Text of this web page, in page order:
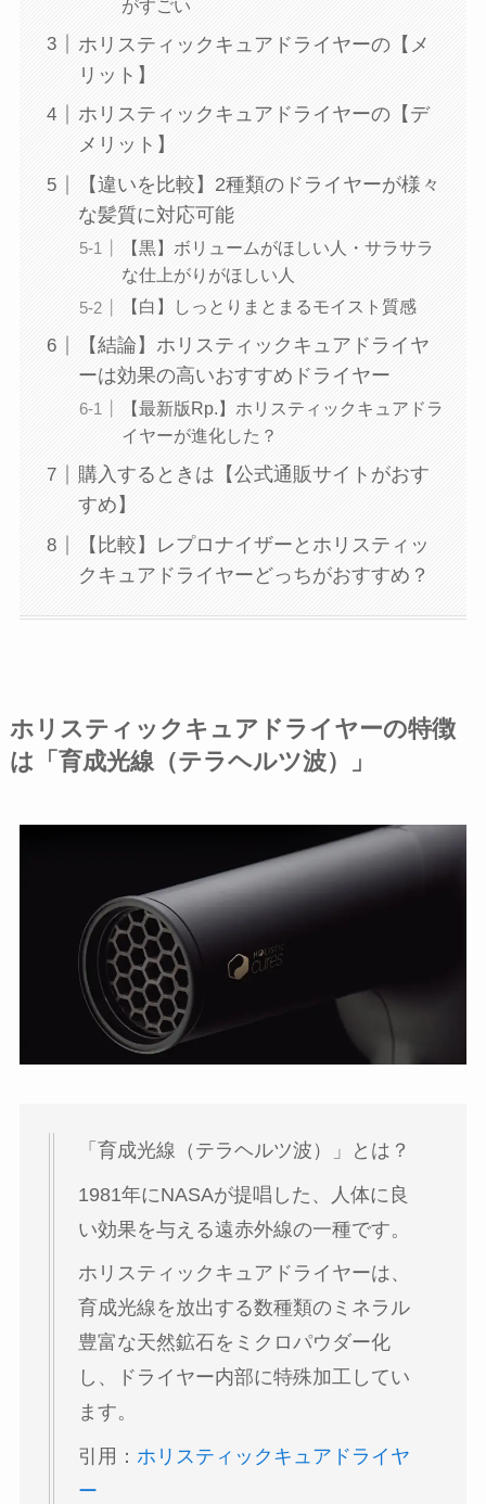
がすごい
ホリスティックキュアドライヤーの【メ
リット】
ホリスティックキュアドライヤーの【デ
メリット】
【違いを比較】2種類のドライヤーが様々
な髪質に対応可能
【黒】ボリュームがほしい人・サラサラ
な仕上がりがほしい人
【白】しっとりまとまるモイスト質感
【結論】ホリスティックキュアドライヤ
ーは効果の高いおすすめドライヤー
【最新版Rp.】ホリスティックキュアドラ
イヤーが進化した？
購入するときは【公式通販サイトがおす
すめ】
【比較】レプロナイザーとホリスティッ
クキュアドライヤーどっちがおすすめ？
ホリスティックキュアドライヤーの特徴
は「育成光線（テラヘルツ波）」
「育成光線（テラヘルツ波）」とは？
1981年にNASAが提唱した、人体に良
い効果を与える遠赤外線の一種です。
ホリスティックキュアドライヤーは、
育成光線を放出する数種類のミネラル
豊富な天然鉱石をミクロパウダー化
し、ドライヤー内部に特殊加工してい
ます。
引用： ホリスティックキュアドライヤ
ー